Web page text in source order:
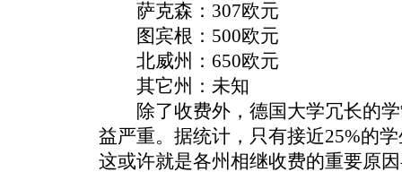
萨克森：307欧元
图宾根：500欧元
北威州：650欧元
其它州：未知
除了收费外，德国大学冗长的学
益严重。据统计，只有接近25%的
这或许就是各州相继收费的重要原